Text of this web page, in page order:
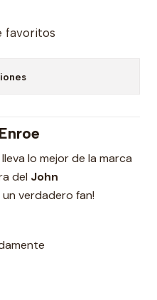
favoritos
lleva lo mejor de la marca
del John
verdadero fan!